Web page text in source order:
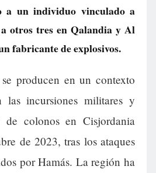
a un individuo vinculado a
otros tres en Qalandia y Al
fabricante de explosivos.
se producen en un contexto
las incursiones militares y
de colonos en Cisjordania
de 2023, tras los ataques
por Hamás. La región ha